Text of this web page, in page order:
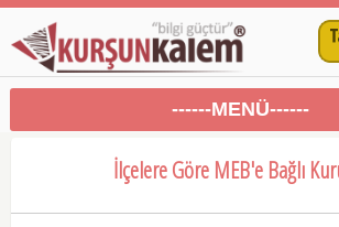
------MENÜ------
İlçelere Göre MEB'e Bağlı